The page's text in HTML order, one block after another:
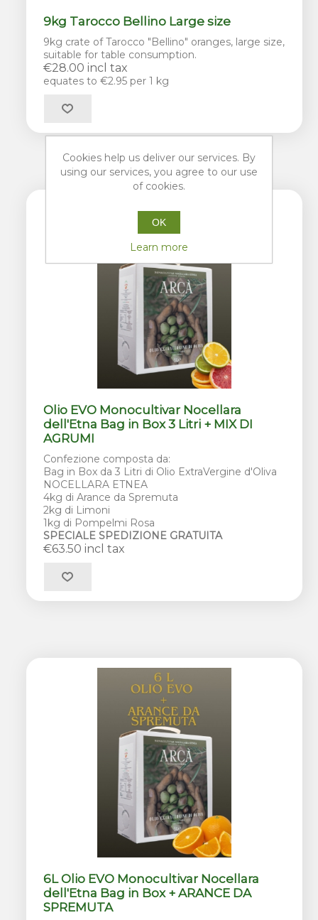
9kg Tarocco Bellino Large size
9kg crate of Tarocco "Bellino" oranges, large size,
suitable for table consumption.
€28.00 incl tax
equates to €2.95 per 1 kg
Olio EVO Monocultivar Nocellara
dell'Etna Bag in Box 3 Litri + MIX DI
AGRUMI
Confezione composta da:
Bag in Box da 3 Litri di Olio ExtraVergine d'Oliva
NOCELLARA ETNEA
4kg di Arance da Spremuta
2kg di Limoni
1kg di Pompelmi Rosa
SPECIALE SPEDIZIONE GRATUITA
€63.50 incl tax
6L Olio EVO Monocultivar Nocellara
dell'Etna Bag in Box + ARANCE DA
SPREMUTA
Cookies help us deliver our services. By
using our services, you agree to our use
of cookies.
OK
Learn more